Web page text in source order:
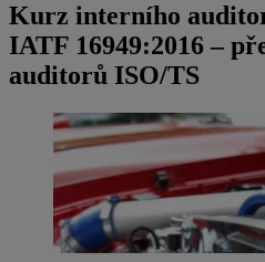
Kurz interního
IATF 16949:2016 –
auditorů ISO/TS